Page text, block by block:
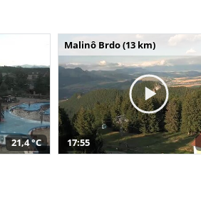
21,4 °C
Malinô Brdo (13 km)
17:55